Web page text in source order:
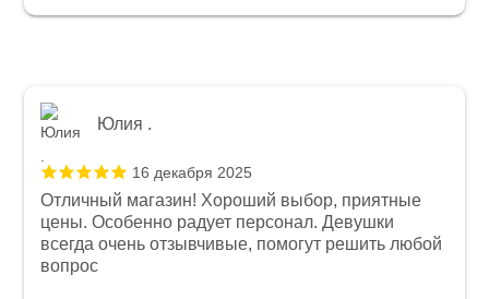
Юлия .
16 декабря 2025
Отличный магазин! Хороший выбор, приятные
цены. Особенно радует персонал. Девушки
всегда очень отзывчивые, помогут решить любой
вопрос